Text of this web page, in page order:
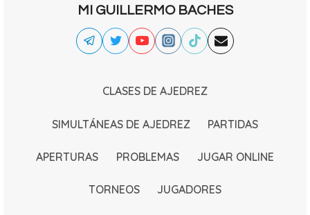
MI GUILLERMO BACHES
CLASES DE AJEDREZ
SIMULTÁNEAS DE AJEDREZ PARTIDAS
APERTURAS PROBLEMAS JUGAR ONLINE
TORNEOS JUGADORES